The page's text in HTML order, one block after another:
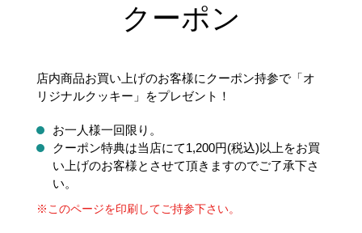
クーポン
店内商品お買い上げのお客様にクーポン持参で「オ
リジナルクッキー」をプレゼント！
お一人様一回限り。
クーポン特典は当店にて1,200円(税込)以上をお買
い上げのお客様とさせて頂きますのでご了承下さ
い。
※このページを印刷してご持参下さい。